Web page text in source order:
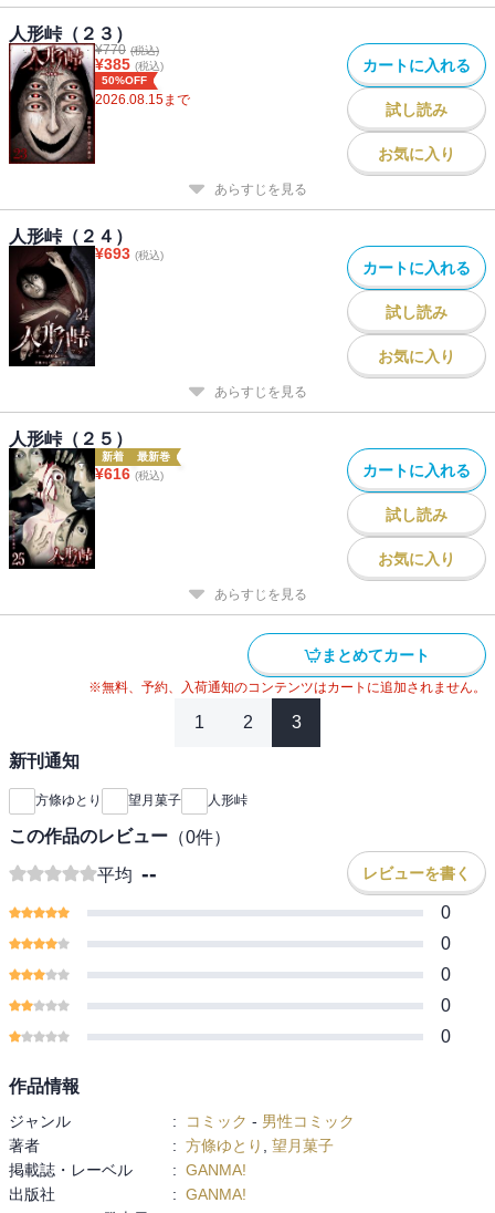
人形峠（２３）
¥770 (税込)
¥385 (税込)
50%OFF
2026.08.15まで
カートに入れる
試し読み
お気に入り
あらすじを見る
人形峠（２４）
¥693 (税込)
カートに入れる
試し読み
お気に入り
あらすじを見る
人形峠（２５）
新着 最新巻
¥616 (税込) カートに入れる
試し読み
お気に入り
あらすじを見る
まとめてカート
※無料、予約、入荷通知のコンテンツはカートに追加されません。
1 2 3
新刊通知
方條ゆとり 望月菓子 人形峠
この作品のレビュー （0件）
平均 -- レビューを書く
0
0
0
0
0
作品情報
ジャンル : コミック - 男性コミック
著者
: 方條ゆとり
望月菓子
掲載誌・レーベル
: GANMA!
出版社
: GANMA!